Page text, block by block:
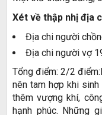
Xét về thập nhị địa
Địa chi người
Địa chi người vợ
Tổng điểm: 2/2
nên tam hợp khi
thêm vượng khí,
hạnh phúc. Những